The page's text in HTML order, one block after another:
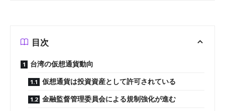
目次
台湾の仮想通貨動向
仮想通貨は投資資産として許可されている
金融監督管理委員会による規制強化が進む